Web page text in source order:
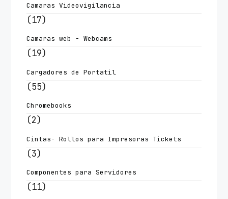
Camaras Videovigilancia
(17)
Camaras web - Webcams
(19)
Cargadores de Portatil
(55)
Chromebooks
(2)
Cintas- Rollos para Impresoras Tickets
(3)
Componentes para Servidores
(11)